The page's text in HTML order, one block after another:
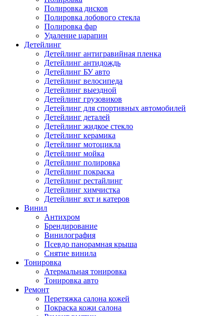
Полировка дисков
Полировка лобового стекла
Полировка фар
Удаление царапин
Детейлинг
Детейлинг антигравийная пленка
Детейлинг антидождь
Детейлинг БУ авто
Детейлинг велосипеда
Детейлинг выездной
Детейлинг грузовиков
Детейлинг для спортивных автомобилей
Детейлинг деталей
Детейлинг жидкое стекло
Детейлинг керамика
Детейлинг мотоцикла
Детейлинг мойка
Детейлинг полировка
Детейлинг покраска
Детейлинг рестайлинг
Детейлинг химчистка
Детейлинг яхт и катеров
Винил
Антихром
Брендирование
Винилография
Псевдо панорамная крыша
Снятие винила
Тонировка
Атермальная тонировка
Тонировка авто
Ремонт
Перетяжка салона кожей
Покраска кожи салона